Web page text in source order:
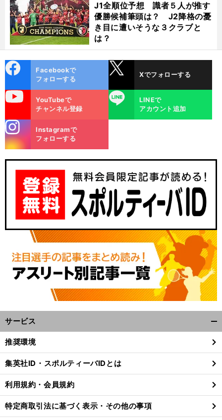
前
J1全順位予想 識者５人が推す
優勝候補筆頭は？ J2降格の憂
き目に遭いそうな３クラブと
は？
ok
Facebookで
フォローする
Xでフォローする
YouTubeで
チャンネル登録
LINE
LINEで
アカウント追加
m
Instagramで
フォローする
サービス
閉
る
推奨環境
集英社ID・スポルティーバIDとは
利用規約・会員規約
特定商取引法に基づく表示・その他の事項